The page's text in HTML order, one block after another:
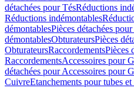
détachées pour TésRéductions
Réductions indémontables
démontablesPièces détachées
démontablesObturateursPièces
ObturateursRaccordementsPièces
RaccordementsAccessoires pour
détachées pour Accessoires pour
CuivreEtanchements pour tubes et